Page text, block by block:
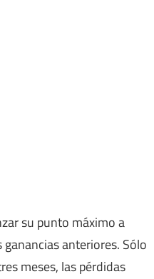
su punto máximo a
anteriores. Sólo
meses, las pérdidas